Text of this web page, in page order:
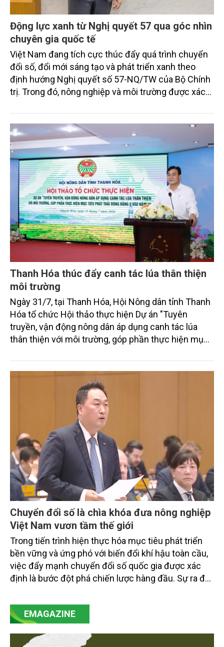
Động lực xanh từ Nghị quyết 57 qua góc nhìn
chuyên gia quốc tế
Việt Nam đang tích cực thúc đẩy quá trình chuyển
đổi số, đổi mới sáng tạo và phát triển xanh theo
định hướng Nghị quyết số 57-NQ/TW của Bộ Chính
trị. Trong đó, nông nghiệp và môi trường được xác
sắc bởi các tiến bộ công nghệ và cam kết bền vững
toàn cầu, đặc biệt là mục tiêu đưa phát thải ròng
bằng 0 (Net-Zero) vào năm 2050.
Thanh Hóa thúc đẩy canh tác lúa thân thiện
môi trường
Ngày 31/7, tại Thanh Hóa, Hội Nông dân tỉnh Thanh
Hóa tổ chức Hội thảo thực hiện Dự án "Tuyên
truyền, vận động nông dân áp dụng canh tác lúa
thân thiện với môi trường, góp phần thực hiện mục
trình thu hút sự tham gia của đông đảo đại biểu đến
từ các cơ quan quản lý nhà nước, đơn vị nghiên cứu,
doanh nghiệp, hợp tác xã và nông dân đang trực
tiếp triển khai mô hình sản xuất lúa phát thải thấp.
Chuyển đổi số là chìa khóa đưa nông nghiệp
Việt Nam vươn tầm thế giới
Trong tiến trình hiện thực hóa mục tiêu phát triển
bền vững và ứng phó với biến đổi khí hậu toàn cầu,
việc đẩy mạnh chuyển đổi số quốc gia được xác
định là bước đột phá chiến lược hàng đầu. Sự ra đời
mạnh mẽ, thúc đẩy quá trình cải cách toàn diện,
minh bạch hóa chuỗi cung ứng và nâng cao hiệu
then chốt là nông nghiệp và môi trường.
EMAGAZINE